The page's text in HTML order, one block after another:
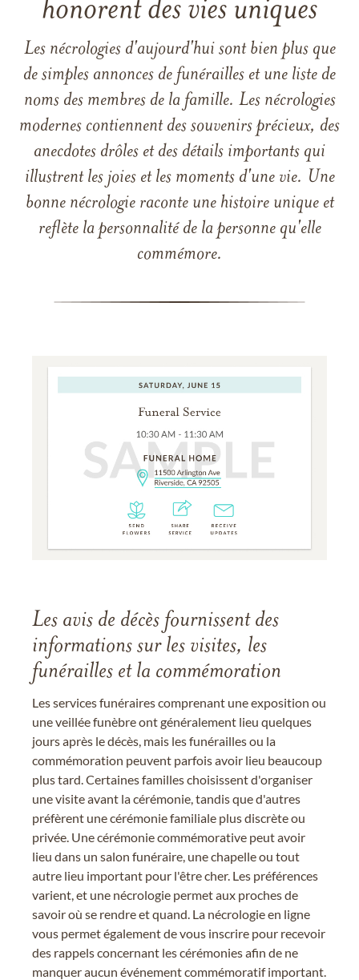
honorent des vies uniques
Les nécrologies d'aujourd'hui sont bien plus que
de simples annonces de funérailles et une liste de
noms des membres de la famille. Les nécrologies
modernes contiennent des souvenirs précieux, des
anecdotes drôles et des détails importants qui
illustrent les joies et les moments d'une vie. Une
bonne nécrologie raconte une histoire unique et
reflète la personnalité de la personne qu'elle
commémore.
Les avis de décès fournissent des
informations sur les visites, les
funérailles et la commémoration
Les services funéraires comprenant une exposition ou
une veillée funèbre ont généralement lieu quelques
jours après le décès, mais les funérailles ou la
commémoration peuvent parfois avoir lieu beaucoup
plus tard. Certaines familles choisissent d'organiser
une visite avant la cérémonie, tandis que d'autres
préfèrent une cérémonie familiale plus discrète ou
privée. Une cérémonie commémorative peut avoir
lieu dans un salon funéraire, une chapelle ou tout
autre lieu important pour l'être cher. Les préférences
varient, et une nécrologie permet aux proches de
savoir où se rendre et quand. La nécrologie en ligne
vous permet également de vous inscrire pour recevoir
des rappels concernant les cérémonies afin de ne
manquer aucun événement commémoratif important.